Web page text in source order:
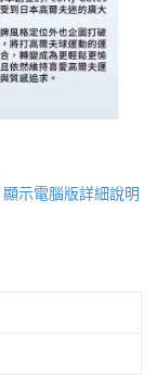
顯示電腦版詳細說明